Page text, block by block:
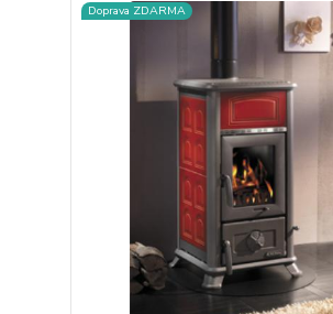
Doprava ZDARMA